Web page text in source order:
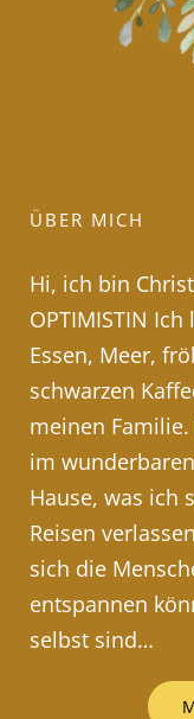
ÜBER MICH
Hi, ich bin
OPTIMISTIN
Essen, Meer,
schwarzen
meinen
im
Hause, was ich
Reisen
sich die
entspannen
selbst sind…